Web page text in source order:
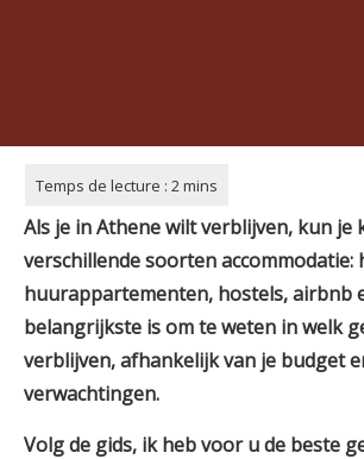
Als je in Athene wilt verblijven, kun je
verschillende soorten accommodatie:
huurappartementen, hostels, airbnb
belangrijkste is om te weten in welk
verblijven, afhankelijk van je budget
verwachtingen.
Volg de gids, ik heb voor u de beste